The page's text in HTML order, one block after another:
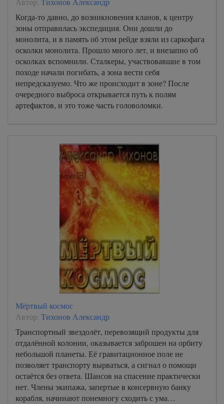
Когда-то давно, до возникновения кланов, к центру
зоны отправилась экспедиция. Они дошли до
монолита, и в память об этом рейде взяли из саркофага
осколки монолита. Прошло много лет, и внезапно об
осколках вспомнили. Сталкеры, участвовавшие в том
походе начали погибать, а зона вести себя
непредсказуемо. Что же происходит в зоне? После
очередного выброса открывается путь к полям
артефактов, и это тоже часть головоломки.
Мёртвый космос
Автор: Тихонов Александр
Транспортный звездолёт, перевозящий продукты для
отдалённой колонии, оказывается заброшен на орбиту
небольшой планеты. Её гравитационное поле не
позволяет транспорту вырваться, а сигнал о помощи
остаётся без ответа. Шансов на спасение практически
нет. Члены экипажа, запертые в консервную банку
корабля, начинают понемногу сходить с ума…